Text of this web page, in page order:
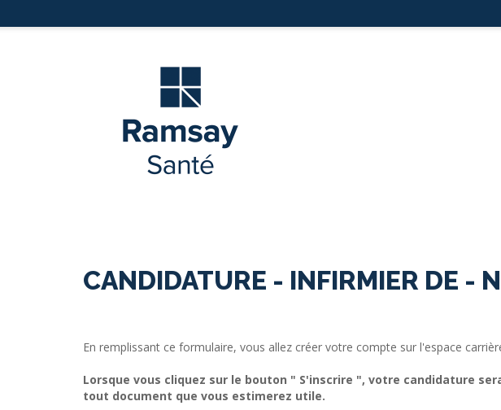
CANDIDATURE - INFIRMIER DE -
En remplissant ce formulaire, vous allez créer votre compte sur l'espace
Lorsque vous cliquez sur le bouton " S'inscrire ", votre candidature
tout document que vous estimerez utile.